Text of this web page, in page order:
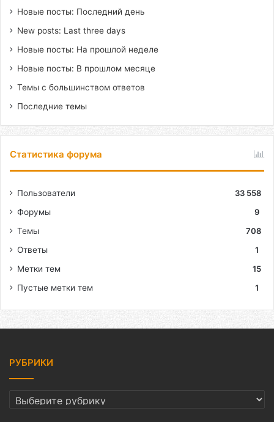
Новые посты: Последний день
New posts: Last three days
Новые посты: На прошлой неделе
Новые посты: В прошлом месяце
Темы с большинством ответов
Последние темы
Статистика форума
Пользователи
33 558
Форумы
9
Темы
708
Ответы
1
Метки тем
15
Пустые метки тем
1
РУБРИКИ
РУБРИКИ